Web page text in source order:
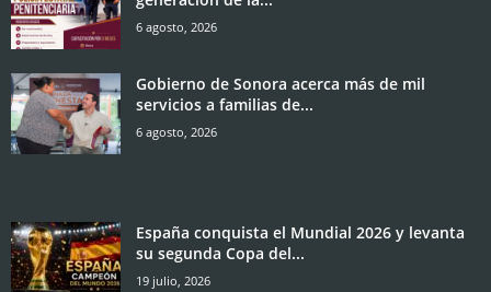
6 agosto, 2026
Gobierno de Sonora acerca más de mil
servicios a familias de...
6 agosto, 2026
España conquista el Mundial 2026 y levanta
su segunda Copa del...
19 julio, 2026